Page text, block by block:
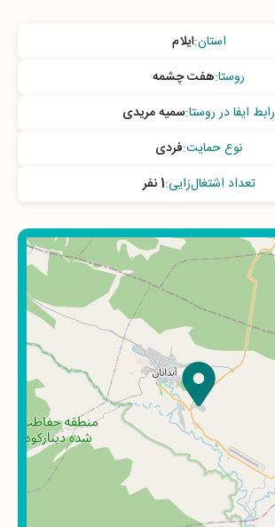
استان:ایلام
روستا:هفت چشمه
رابط ایفا در روستا:سمیه مریدی
نوع حمایت:فردی
تعداد اشتغال‌زایی:1 نفر